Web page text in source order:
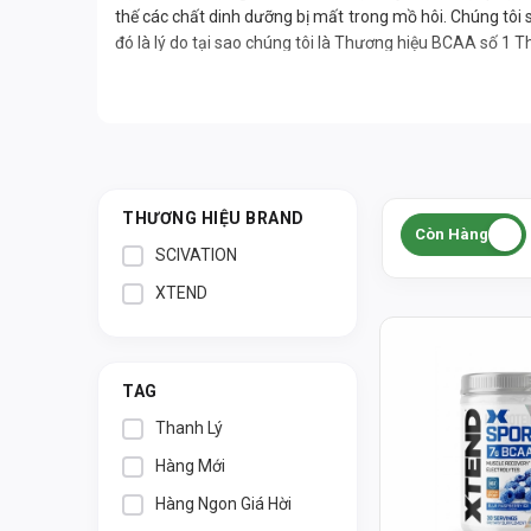
thế các chất dinh dưỡng bị mất trong mồ hôi. Chúng
đó là lý do tại sao chúng tôi là Thương hiệu BCAA số 1
BCAAs, hoặc axit amin chuỗi nhánh, đã được chứng
tin dùng.
Mua sản phẩm hãng SCIVATION XTEND
THƯƠNG HIỆU BRAND
SCIVATION
XTEND
TAG
Thanh Lý
Hàng Mới
Hàng Ngon Giá Hời
Còn Hàng